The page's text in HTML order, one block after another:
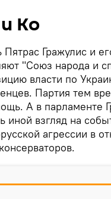
Ко
Гражулис и
"Союз народа и
власти по
Партия тем
А в парламенте
иной взгляд на
агрессии в